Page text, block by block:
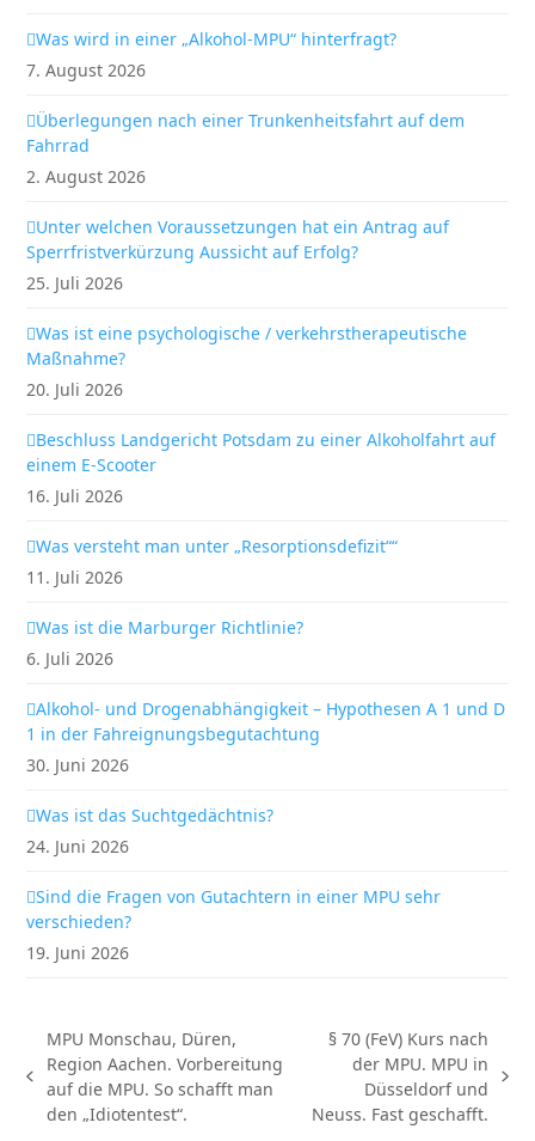
Was wird in einer „Alkohol-MPU“ hinterfragt?
7. August 2026
Überlegungen nach einer Trunkenheitsfahrt auf dem
Fahrrad
2. August 2026
Unter welchen Voraussetzungen hat ein Antrag auf
Sperrfristverkürzung Aussicht auf Erfolg?
25. Juli 2026
Was ist eine psychologische / verkehrstherapeutische
Maßnahme?
20. Juli 2026
Beschluss Landgericht Potsdam zu einer Alkoholfahrt auf
einem E-Scooter
16. Juli 2026
Was versteht man unter „Resorptionsdefizit““
11. Juli 2026
Was ist die Marburger Richtlinie?
6. Juli 2026
Alkohol- und Drogenabhängigkeit – Hypothesen A 1 und D
1 in der Fahreignungsbegutachtung
30. Juni 2026
Was ist das Suchtgedächtnis?
24. Juni 2026
Sind die Fragen von Gutachtern in einer MPU sehr
verschieden?
19. Juni 2026
vorheriger
Beitrag:
MPU Monschau, Düren,
Region Aachen. Vorbereitung
auf die MPU. So schafft man
den „Idiotentest“.
Nächster
Beitrag:
§ 70 (FeV) Kurs nach
der MPU. MPU in
Düsseldorf und
Neuss. Fast geschafft.